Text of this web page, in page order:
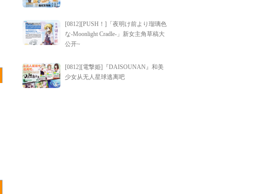
[0812][PUSH！]「夜明け前より瑠璃色
な-Moonlight Cradle-」新女主角草稿大
公开~
[0812][電撃姫]『DAISOUNAN』和美
少女从无人星球逃离吧